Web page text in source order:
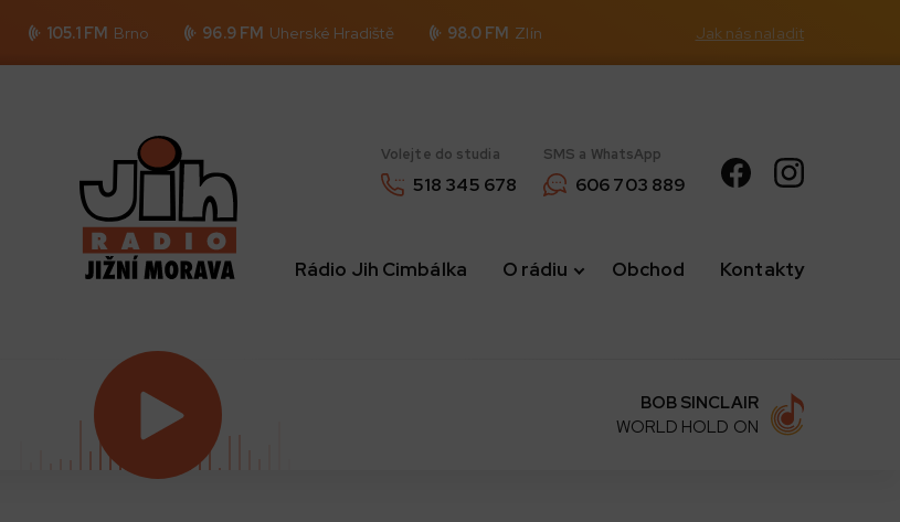
105.1 FM Brno 96.9 FM Uherské Hradiště 98.0 FM Zlín Jak nás naladit
Volejte do studia
518 345 678
SMS a WhatsApp
606 703 889
Rádio Jih Cimbálka O rádiu Obchod Kontakty
BOB SINCLAIR
WORLD HOLD ON